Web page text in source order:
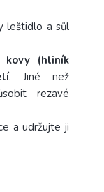
leštidlo a sůl
kovy (hliník
. Jiné než
rezavé
a udržujte ji